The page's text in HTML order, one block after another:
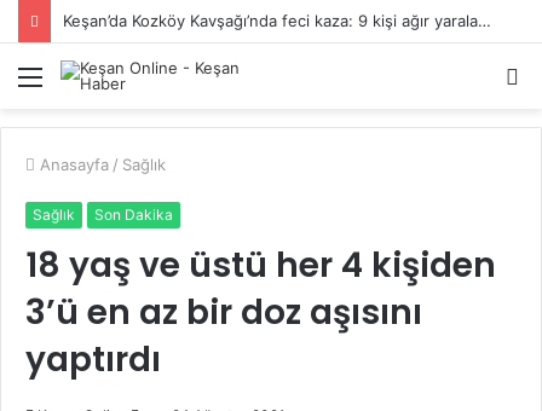
Keşan’da Kozköy Kavşağı’nda feci kaza: 9 kişi ağır yaralandı
Menü
Anasayfa / Sağlık
Sağlık Son Dakika
18 yaş ve üstü her 4 kişiden
3’ü en az bir doz aşısını
yaptırdı